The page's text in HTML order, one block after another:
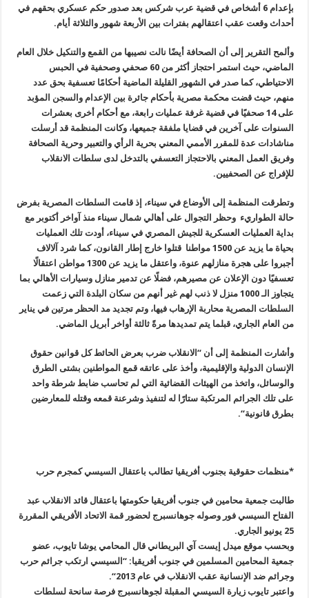
بإعدام 6 أشخاص في قضية عرب شركس بعد صدور حكم عسكري بحقهم في
أحداث وقعت عقب اعتقالهم بفترات بين الأربعة شهور والثلاثة أيام.
وألمح التقرير إلى أن الصحافة أيضًا نالت نصيبها من القمع والتنكيل خلال العام
الماضي، حيث استمر احتجاز أكثر من 60 صحفي وصحفية في الحبس
الاحتياطي، كما صدر في الشهور القليلة الماضية أحكامًا تعسفية بحق عدد
منهم، حيث قضت محكمة مصرية بأحكام جائرة بين الإعدام والسجن المؤبد
على 14 صحفيًا في قضية غرفة عمليات رابعة، مع أحكام أخرى بعشرات
السنوات على آخرين في قضايا ملفقة جميعها، وكانت المنظمة قد أرسلت
مناشادات عدة للمقرر الأممي المعني بحرية الرأي والتعبير وحرية الصحافة
وفريق العمل المعني بالاحتجاز التعسفي بالتدخل لدى سلطات الانقلاب
للإفراج عن الصحفيين.
وتطرقت المنظمة إلى الأوضاع في سيناء، إذ قامت السلطات المصرية بفرض
حالة الطواريء وحظر التجوال على أهالي شمال سيناء منذ آواخر أكتوبر مع
بداية العمليات العسكرية للجيش المصري في سيناء، أودت تلك العمليات
بحياة ما يزيد عن 1500 مواطنا قتلوا خارج إطار القانون، كما شرد آلالاف
أجبروا على هجرة منازلهم عنوة، واعتقل ما يزيد عن 1300 مواطن اعتقالًا
تعسفيًا دون الإعلان عن مصيرهم، فضلًا عن تدمير منازل وسيارات الأهالي بما
يتجاوز الـ 1000 منزل لا ذنب لهم غير أنهم من سكان البلدة التي زعمت
السلطات المصرية محاربة الإرهاب فيها، وتم تجديد مد الحظر مرتين في يناير
من العام الجاري، قبلما يتم تمديدها مرةً ثالثة أواخر أبريل الماضي.
وأشارت المنظمة إلى أن “الانقلاب ضرب بعرض الحائط كل قوانين حقوق
الإنسان الدولية والإقليمية، وأخذ على عاتقه قمع المواطنين بشتى الطرق
والوسائل، واتخذ من الهيئات القضائية التي لم تحاسب ضابط شرطة واحد
على تلك الجرائم المرتكبة ستارًا له لتنفيذ وشرعنة قمعه وقتله للمعارضين
بطرق قانونية“.
*منظمات حقوقية بجنوب أفريقيا تطالب باعتقال السيسي كمجرم حرب
طالبت جمعية محامين في جنوب أفريقيا حكومتها باعتقال قائد الانقلاب عبد
الفتاح السيسي فور وصوله جوهانسبرج لحضور قمة الاتحاد الأفريقي المقررة
25 يونيو الجاري
.
وبحسب موقع ميدل إيست آي البريطاني قال المحامي يوشا تايوب، عضو
جمعية المحامين المسلمين في جنوب أفريقيا: “السيسي ارتكب جرائم حرب
وجرائم ضد الإنسانية عقب الانقلاب في عام 2013
“.
واعتبر تايوب زيارة السيسي المقبلة لجوهانسبرج فرصة سانحة لسلطات